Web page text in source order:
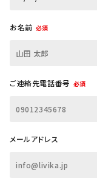
お名前 必須
ご連絡先電話番号 必須
メールアドレス